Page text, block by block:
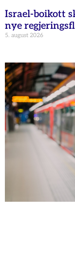
Israel-boikott
nye
5. august 2026